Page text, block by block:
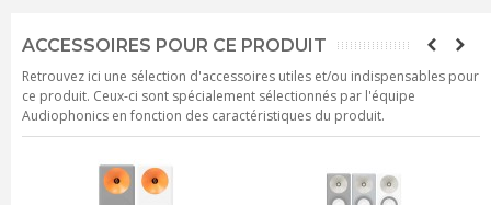
ACCESSOIRES POUR CE PRODUIT
Retrouvez ici une sélection d'accessoires utiles et/ou indispensables pour
ce produit. Ceux-ci sont spécialement sélectionnés par l'équipe
Audiophonics en fonction des caractéristiques du produit.